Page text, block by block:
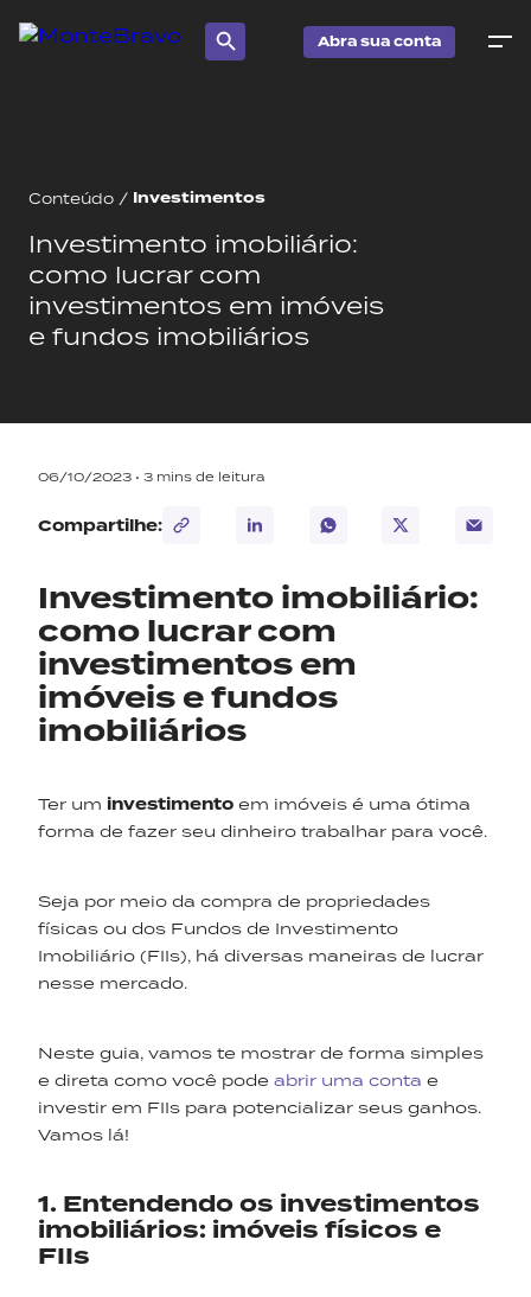
Abra sua conta
Conteúdo / Investimentos
Investimento imobiliário:
como lucrar com
investimentos em imóveis
e fundos imobiliários
06/10/2023 • 3 mins de leitura
Compartilhe:
Investimento imobiliário:
como lucrar com
investimentos em
imóveis e fundos
imobiliários
Ter um investimento em imóveis é uma ótima
forma de fazer seu dinheiro trabalhar para você.
Seja por meio da compra de propriedades
físicas ou dos Fundos de Investimento
Imobiliário (FIIs), há diversas maneiras de lucrar
nesse mercado.
Neste guia, vamos te mostrar de forma simples
e direta como você pode abrir uma conta e
investir em FIIs para potencializar seus ganhos.
Vamos lá!
1. Entendendo os investimentos
imobiliários: imóveis físicos e
FIIs